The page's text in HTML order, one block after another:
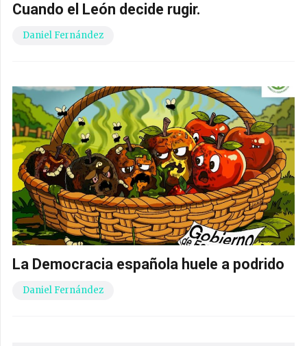
Cuando el León decide rugir.
Daniel Fernández
La Democracia española huele a podrido
Daniel Fernández